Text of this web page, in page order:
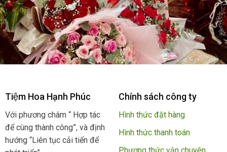
Tiệm Hoa Hạnh Phúc
Với phương châm “ Hợp tác
để cùng thành công”, và định
hướng “Liên tục cải tiến để
Chính sách công ty
Hình thức đặt hàng
Hình thức thanh toán
Phương thức vận chuyên